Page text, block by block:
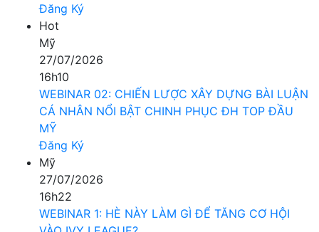
Đăng Ký
Hot
Mỹ
27/07/2026
16h10
WEBINAR 02: CHIẾN LƯỢC XÂY DỰNG BÀI LUẬN
CÁ NHÂN NỔI BẬT CHINH PHỤC ĐH TOP ĐẦU
MỸ
Đăng Ký
Mỹ
27/07/2026
16h22
WEBINAR 1: HÈ NÀY LÀM GÌ ĐỂ TĂNG CƠ HỘI